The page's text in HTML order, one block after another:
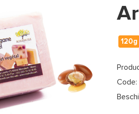
120g
Code: